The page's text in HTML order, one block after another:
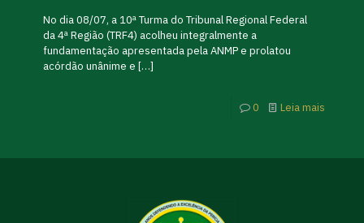
No dia 08/07, a 10ª Turma do Tribunal Regional Federal
da 4ª Região (TRF4) acolheu integralmente a
fundamentação apresentada pela ANMP e prolatou
acórdão unânime e […]
0 Leia mais